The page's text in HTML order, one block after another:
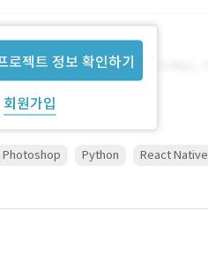
로젝트 정보 확인하기
회원가입
Photoshop Python React Native